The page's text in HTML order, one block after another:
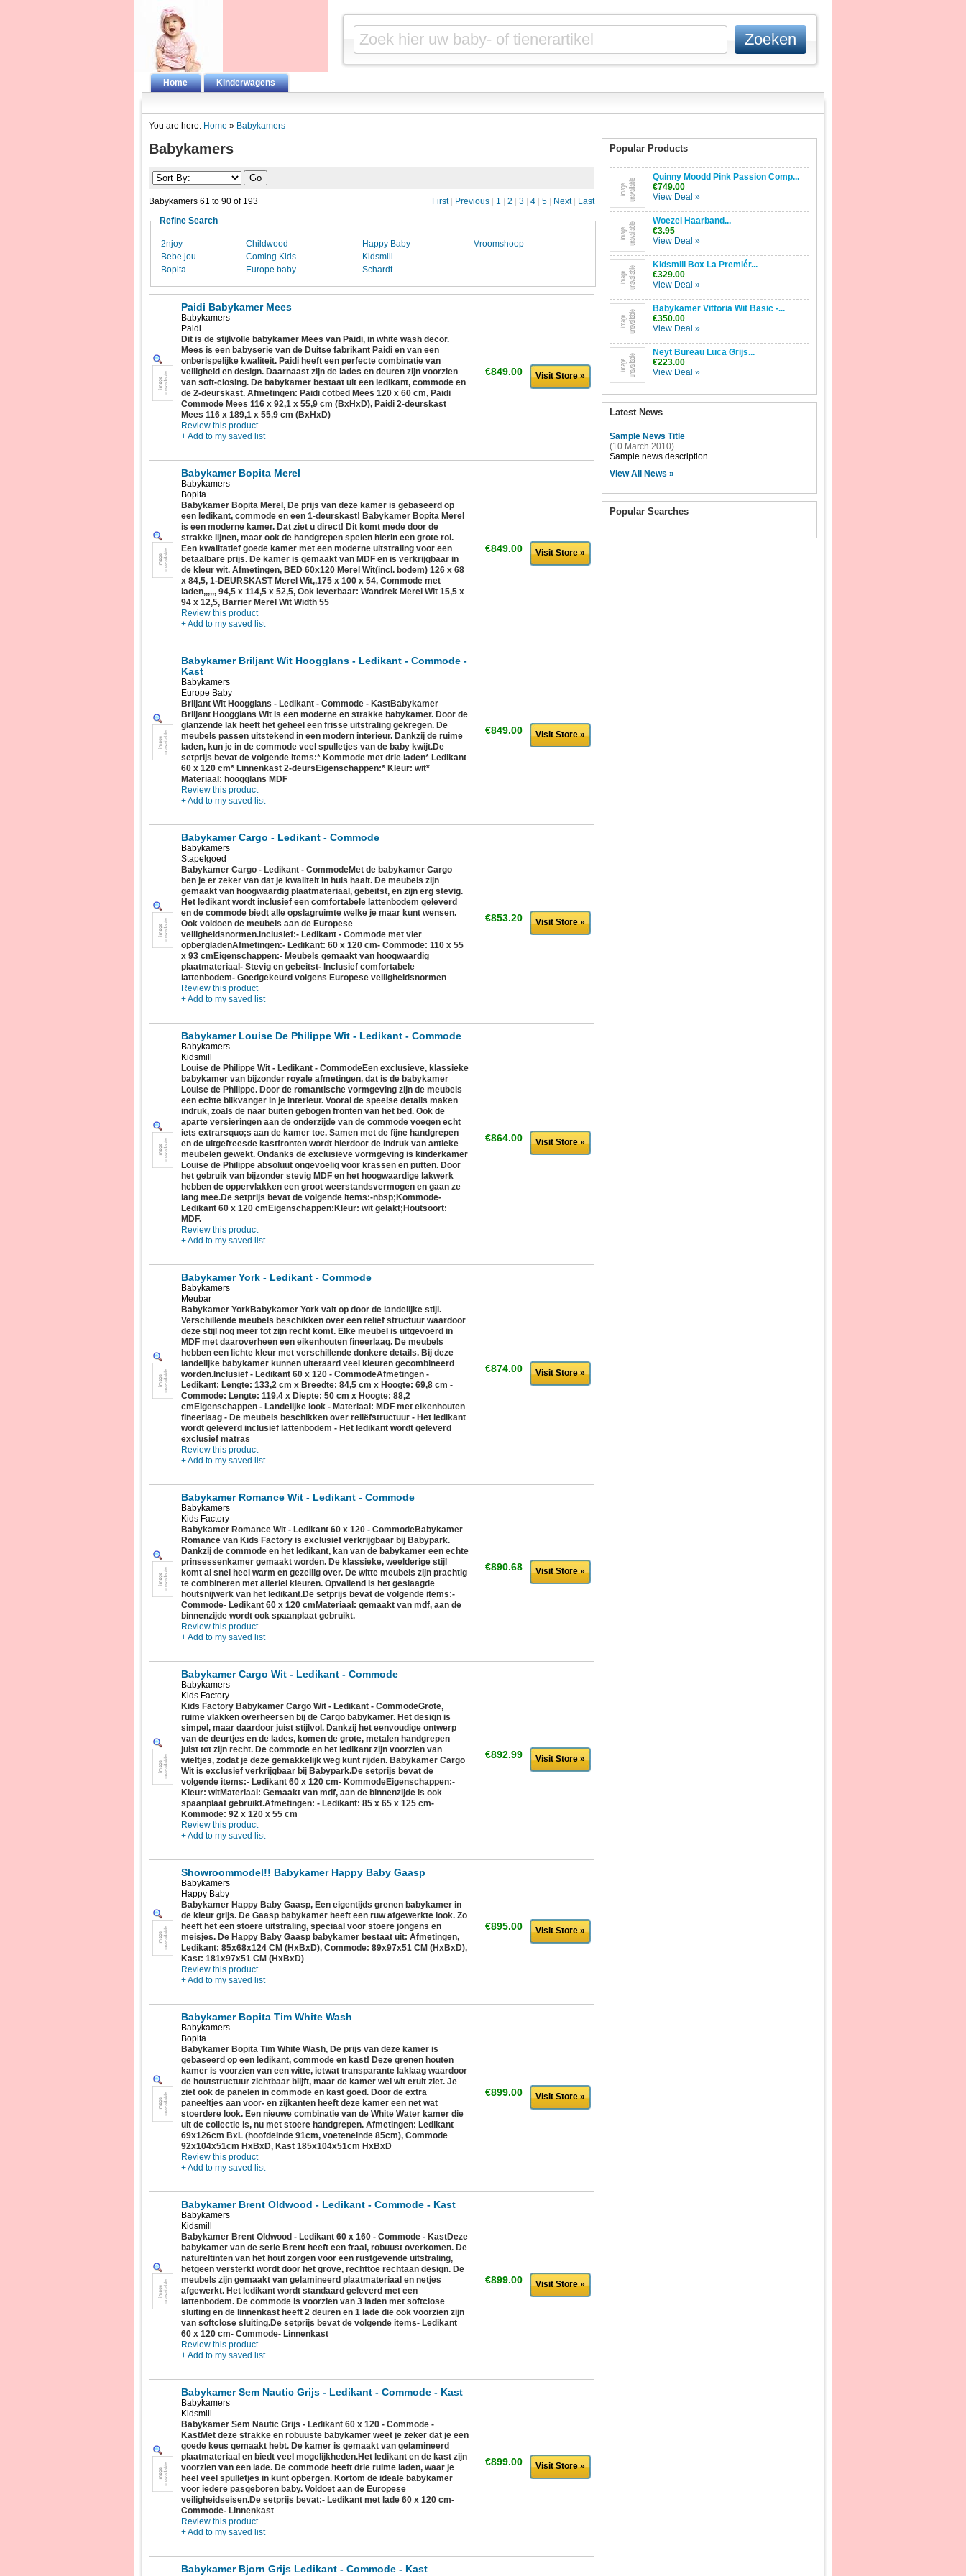
Home Kinderwagens
You are here: Home » Babykamers
Babykamers
Babykamers 61 to 90 of 193 First| Previous 1 2 3 4 5 Next|
Last
Refine Search
2njoy
Bebe jou
Bopita
Childwood
Coming Kids
Europe baby
Happy Baby
Kidsmill
Schardt
Vroomshoop
Paidi Babykamer Mees
Babykamers
Paidi
Dit is de stijlvolle babykamer Mees van Paidi, in white wash decor.
Mees is een babyserie van de Duitse fabrikant Paidi en van een
onberispelijke kwaliteit. Paidi heeft een perfecte combinatie van
veiligheid en design. Daarnaast zijn de lades en deuren zijn voorzien
van soft-closing. De babykamer bestaat uit een ledikant, commode en
de 2-deurskast. Afmetingen: Paidi cotbed Mees 120 x 60 cm, Paidi
Commode Mees 116 x 92,1 x 55,9 cm (BxHxD), Paidi 2-deurskast
Mees 116 x 189,1 x 55,9 cm (BxHxD)
Review this product
+ Add to my saved list
€849.00 Visit Store »
Babykamer Bopita Merel
Babykamers
Bopita
Babykamer Bopita Merel, De prijs van deze kamer is gebaseerd op
een ledikant, commode en een 1-deurskast! Babykamer Bopita Merel
is een moderne kamer. Dat ziet u direct! Dit komt mede door de
strakke lijnen, maar ook de handgrepen spelen hierin een grote rol.
Een kwalitatief goede kamer met een moderne uitstraling voor een
betaalbare prijs. De kamer is gemaakt van MDF en is verkrijgbaar in
de kleur wit. Afmetingen, BED 60x120 Merel Wit(incl. bodem) 126 x 68
x 84,5, 1-DEURSKAST Merel Wit,,175 x 100 x 54, Commode met
laden,,,,,, 94,5 x 114,5 x 52,5, Ook leverbaar: Wandrek Merel Wit 15,5 x
94 x 12,5, Barrier Merel Wit Width 55
Review this product
+ Add to my saved list
€849.00 Visit Store »
Babykamer Briljant Wit Hoogglans - Ledikant - Commode -
Kast
Babykamers
Europe Baby
Briljant Wit Hoogglans - Ledikant - Commode - KastBabykamer
Briljant Hoogglans Wit is een moderne en strakke babykamer. Door de
glanzende lak heeft het geheel een frisse uitstraling gekregen. De
meubels passen uitstekend in een modern interieur. Dankzij de ruime
laden, kun je in de commode veel spulletjes van de baby kwijt.De
setprijs bevat de volgende items:* Kommode met drie laden* Ledikant
60 x 120 cm* Linnenkast 2-deursEigenschappen:* Kleur: wit*
Materiaal: hoogglans MDF
Review this product
+ Add to my saved list
€849.00 Visit Store »
Babykamer Cargo - Ledikant - Commode
Babykamers
Stapelgoed
Babykamer Cargo - Ledikant - CommodeMet de babykamer Cargo
ben je er zeker van dat je kwaliteit in huis haalt. De meubels zijn
gemaakt van hoogwaardig plaatmateriaal, gebeitst, en zijn erg stevig.
Het ledikant wordt inclusief een comfortabele lattenbodem geleverd
en de commode biedt alle opslagruimte welke je maar kunt wensen.
Ook voldoen de meubels aan de Europese
veiligheidsnormen.Inclusief:- Ledikant - Commode met vier
opbergladenAfmetingen:- Ledikant: 60 x 120 cm- Commode: 110 x 55
x 93 cmEigenschappen:- Meubels gemaakt van hoogwaardig
plaatmateriaal- Stevig en gebeitst- Inclusief comfortabele
lattenbodem- Goedgekeurd volgens Europese veiligheidsnormen
Review this product
+ Add to my saved list
€853.20 Visit Store »
Babykamer Louise De Philippe Wit - Ledikant - Commode
Babykamers
Kidsmill
Louise de Philippe Wit - Ledikant - CommodeEen exclusieve, klassieke
babykamer van bijzonder royale afmetingen, dat is de babykamer
Louise de Philippe. Door de romantische vormgeving zijn de meubels
een echte blikvanger in je interieur. Vooral de speelse details maken
indruk, zoals de naar buiten gebogen fronten van het bed. Ook de
aparte versieringen aan de onderzijde van de commode voegen echt
iets extrarsquo;s aan de kamer toe. Samen met de fijne handgrepen
en de uitgefreesde kastfronten wordt hierdoor de indruk van antieke
meubelen gewekt. Ondanks de exclusieve vormgeving is kinderkamer
Louise de Philippe absoluut ongevoelig voor krassen en putten. Door
het gebruik van bijzonder stevig MDF en het hoogwaardige lakwerk
hebben de oppervlakken een groot weerstandsvermogen en gaan ze
lang mee.De setprijs bevat de volgende items:-nbsp;Kommode-
Ledikant 60 x 120 cmEigenschappen:Kleur: wit gelakt;Houtsoort:
MDF.
Review this product
+ Add to my saved list
€864.00 Visit Store »
Babykamer York - Ledikant - Commode
Babykamers
Meubar
Babykamer YorkBabykamer York valt op door de landelijke stijl.
Verschillende meubels beschikken over een reliëf structuur waardoor
deze stijl nog meer tot zijn recht komt. Elke meubel is uitgevoerd in
MDF met daaroverheen een eikenhouten fineerlaag. De meubels
hebben een lichte kleur met verschillende donkere details. Bij deze
landelijke babykamer kunnen uiteraard veel kleuren gecombineerd
worden.Inclusief - Ledikant 60 x 120 - CommodeAfmetingen -
Ledikant: Lengte: 133,2 cm x Breedte: 84,5 cm x Hoogte: 69,8 cm -
Commode: Lengte: 119,4 x Diepte: 50 cm x Hoogte: 88,2
cmEigenschappen - Landelijke look - Materiaal: MDF met eikenhouten
fineerlaag - De meubels beschikken over reliëfstructuur - Het ledikant
wordt geleverd inclusief lattenbodem - Het ledikant wordt geleverd
exclusief matras
Review this product
+ Add to my saved list
€874.00 Visit Store »
Babykamer Romance Wit - Ledikant - Commode
Babykamers
Kids Factory
Babykamer Romance Wit - Ledikant 60 x 120 - CommodeBabykamer
Romance van Kids Factory is exclusief verkrijgbaar bij Babypark.
Dankzij de commode en het ledikant, kan van de babykamer een echte
prinsessenkamer gemaakt worden. De klassieke, weelderige stijl
komt al snel heel warm en gezellig over. De witte meubels zijn prachtig
te combineren met allerlei kleuren. Opvallend is het geslaagde
houtsnijwerk van het ledikant.De setprijs bevat de volgende items:-
Commode- Ledikant 60 x 120 cmMateriaal: gemaakt van mdf, aan de
binnenzijde wordt ook spaanplaat gebruikt.
Review this product
+ Add to my saved list
€890.68 Visit Store »
Babykamer Cargo Wit - Ledikant - Commode
Babykamers
Kids Factory
Kids Factory Babykamer Cargo Wit - Ledikant - CommodeGrote,
ruime vlakken overheersen bij de Cargo babykamer. Het design is
simpel, maar daardoor juist stijlvol. Dankzij het eenvoudige ontwerp
van de deurtjes en de lades, komen de grote, metalen handgrepen
juist tot zijn recht. De commode en het ledikant zijn voorzien van
wieltjes, zodat je deze gemakkelijk weg kunt rijden. Babykamer Cargo
Wit is exclusief verkrijgbaar bij Babypark.De setprijs bevat de
volgende items:- Ledikant 60 x 120 cm- KommodeEigenschappen:-
Kleur: witMateriaal: Gemaakt van mdf, aan de binnenzijde is ook
spaanplaat gebruikt.Afmetingen: - Ledikant: 85 x 65 x 125 cm-
Kommode: 92 x 120 x 55 cm
Review this product
+ Add to my saved list
€892.99 Visit Store »
Showroommodel!! Babykamer Happy Baby Gaasp
Babykamers
Happy Baby
Babykamer Happy Baby Gaasp, Een eigentijds grenen babykamer in
de kleur grijs. De Gaasp babykamer heeft een ruw afgewerkte look. Zo
heeft het een stoere uitstraling, speciaal voor stoere jongens en
meisjes. De Happy Baby Gaasp babykamer bestaat uit: Afmetingen,
Ledikant: 85x68x124 CM (HxBxD), Commode: 89x97x51 CM (HxBxD),
Kast: 181x97x51 CM (HxBxD)
Review this product
+ Add to my saved list
€895.00 Visit Store »
Babykamer Bopita Tim White Wash
Babykamers
Bopita
Babykamer Bopita Tim White Wash, De prijs van deze kamer is
gebaseerd op een ledikant, commode en kast! Deze grenen houten
kamer is voorzien van een witte, ietwat transparante laklaag waardoor
de houtstructuur zichtbaar blijft, maar de kamer wel wit eruit ziet. Je
ziet ook de panelen in commode en kast goed. Door de extra
paneeltjes aan voor- en zijkanten heeft deze kamer een net wat
stoerdere look. Een nieuwe combinatie van de White Water kamer die
uit de collectie is, nu met stoere handgrepen. Afmetingen: Ledikant
69x126cm BxL (hoofdeinde 91cm, voeteneinde 85cm), Commode
92x104x51cm HxBxD, Kast 185x104x51cm HxBxD
Review this product
+ Add to my saved list
€899.00 Visit Store »
Babykamer Brent Oldwood - Ledikant - Commode - Kast
Babykamers
Kidsmill
Babykamer Brent Oldwood - Ledikant 60 x 160 - Commode - KastDeze
babykamer van de serie Brent heeft een fraai, robuust overkomen. De
natureltinten van het hout zorgen voor een rustgevende uitstraling,
hetgeen versterkt wordt door het grove, rechttoe rechtaan design. De
meubels zijn gemaakt van gelamineerd plaatmateriaal en netjes
afgewerkt. Het ledikant wordt standaard geleverd met een
lattenbodem. De commode is voorzien van 3 laden met softclose
sluiting en de linnenkast heeft 2 deuren en 1 lade die ook voorzien zijn
van softclose sluiting.De setprijs bevat de volgende items- Ledikant
60 x 120 cm- Commode- Linnenkast
Review this product
+ Add to my saved list
€899.00 Visit Store »
Babykamer Sem Nautic Grijs - Ledikant - Commode - Kast
Babykamers
Kidsmill
Babykamer Sem Nautic Grijs - Ledikant 60 x 120 - Commode -
KastMet deze strakke en robuuste babykamer weet je zeker dat je een
goede keus gemaakt hebt. De kamer is gemaakt van gelamineerd
plaatmateriaal en biedt veel mogelijkheden.Het ledikant en de kast zijn
voorzien van een lade. De commode heeft drie ruime laden, waar je
heel veel spulletjes in kunt opbergen. Kortom de ideale babykamer
voor iedere pasgeboren baby. Voldoet aan de Europese
veiligheidseisen.De setprijs bevat:- Ledikant met lade 60 x 120 cm-
Commode- Linnenkast
Review this product
+ Add to my saved list
€899.00 Visit Store »
Babykamer Bjorn Grijs Ledikant - Commode - Kast
Popular Products
Quinny Moodd Pink Passion Comp...
€749.00
View Deal »
Woezel Haarband...
€3.95
View Deal »
Kidsmill Box La Premiér...
€329.00
View Deal »
Babykamer Vittoria Wit Basic -...
€350.00
View Deal »
Neyt Bureau Luca Grijs...
€223.00
View Deal »
Latest News
Sample News Title
(10 March 2010)
Sample news description...
View All News »
Popular Searches